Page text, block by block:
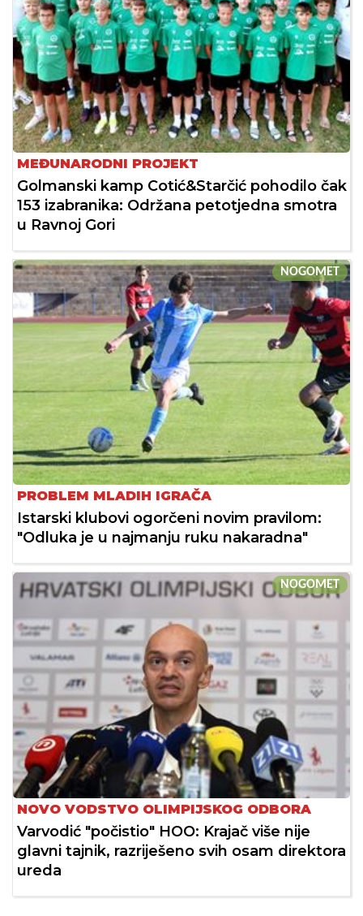
MEĐUNARODNI PROJEKT
Golmanski kamp Cotić&Starčić pohodilo čak
153 izabranika: Održana petotjedna smotra
u Ravnoj Gori
NOGOMET
PROBLEM MLADIH IGRAČA
Istarski klubovi ogorčeni novim pravilom:
"Odluka je u najmanju ruku nakaradna"
NOGOMET
NOVO VODSTVO OLIMPIJSKOG ODBORA
Varvodić "počistio" HOO: Krajač više nije
glavni tajnik, razriješeno svih osam direktora
ureda